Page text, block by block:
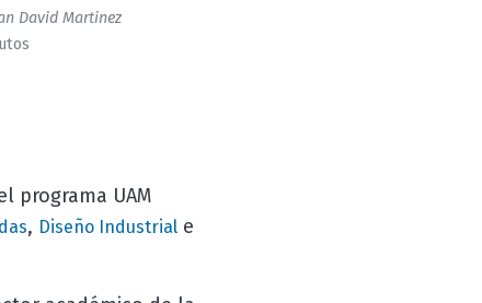
David Martinez
programa UAM
, Diseño Industriale